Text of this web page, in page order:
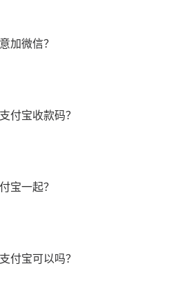
加微信？
付宝收款码？
宝一起？
付宝可以吗？